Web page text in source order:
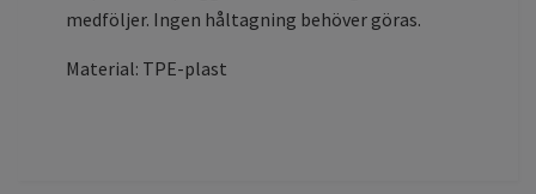
medföljer. Ingen håltagning behöver göras.
Material: TPE-plast